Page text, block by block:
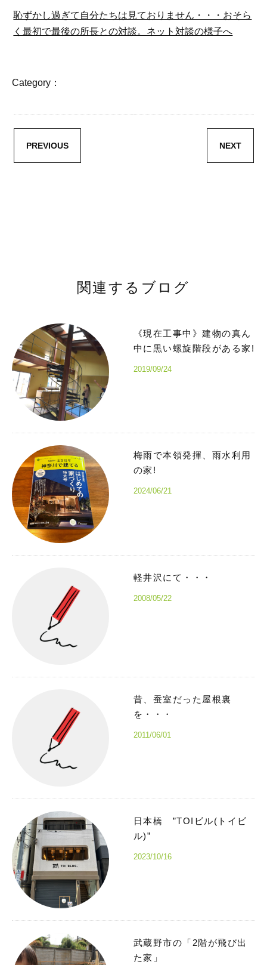
恥ずかし過ぎて自分たちは見ておりません・・・おそら
く最初で最後の所長との対談。ネット対談の様子へ
Category：
PREVIOUS NEXT
関連するブログ
《現在工事中》建物の真ん
中に黒い螺旋階段がある家!
2019/09/24
梅雨で本領発揮、雨水利用
の家!
2024/06/21
軽井沢にて・・・
2008/05/22
昔、蚕室だった屋根裏
を・・・
2011/06/01
日本橋 ”TOIビル(トイビ
ル)”
2023/10/16
武蔵野市の「2階が飛び出
た家」